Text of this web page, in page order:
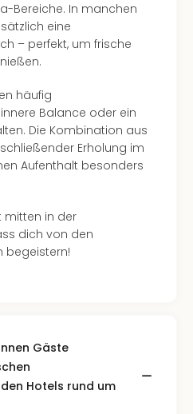
Bereiche. In manchen
eine
– perfekt, um frische
häufig
Balance oder ein
Die Kombination aus
Erholung im
Aufenthalt besonders
mitten in der
dich von den
begeistern!
Gäste
Hotels rund um